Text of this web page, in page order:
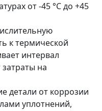
от -45 °C до +45
к термической
интервал
на
детали от коррозии
уплотнений,